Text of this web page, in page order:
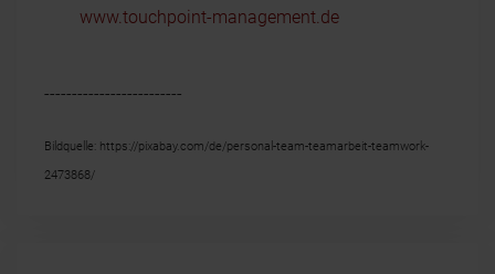
www.touchpoint-management.de
-------------------------
Bildquelle: https://pixabay.com/de/personal-team-teamarbeit-teamwork-
2473868/